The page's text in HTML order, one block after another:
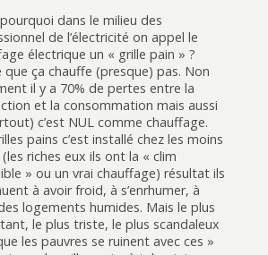
dans le milieu des
de l’électricité on appel le
électrique un « grille pain » ?
que ça chauffe (presque) pas. Non
il y a 70% de pertes entre la
et la consommation mais aussi
c’est NUL comme chauffage.
pains c’est installé chez les moins
riches eux ils ont la « clim
» ou un vrai chauffage) résultat ils
à avoir froid, à s’enrhumer, à
logements humides. Mais le plus
le plus triste, le plus scandaleux
les pauvres se ruinent avec ces »